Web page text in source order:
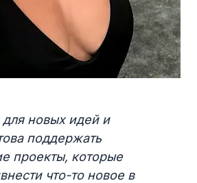
для новых идей и
поддержать
проекты, которые
что-то новое в